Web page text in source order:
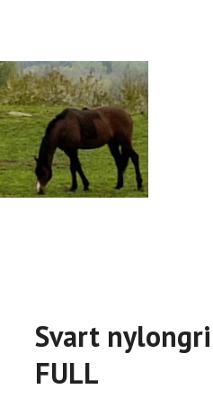
Svart
FULL